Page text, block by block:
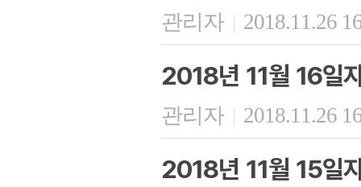
관리자 | 2018.11.26
2018년 11월 16일
관리자 | 2018.11.26
2018년 11월 15일